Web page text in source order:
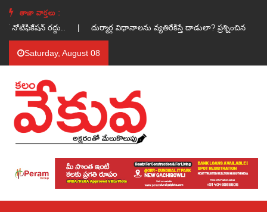
తాజా వార్తలు :
నోటిఫికేషన్ రద్దు.. | దుర్మార్గ విధానాలను వ్యతిరేకిస్తే దాడులా? ప్రశ్నించిన
Saturday, August 08